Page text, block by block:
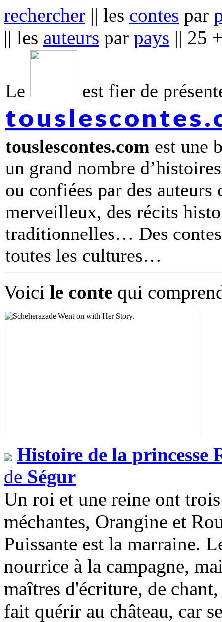
rechercher || les contes par
|| les auteurs par pays || 25
Le est fier de
touslescontes.com est une
un grand nombre
ou confiées par des
merveilleux, des récits
traditionnelles… Des
toutes les cultures
Voici le conte qui
Histoire de la princesse
de Ségur
Un roi et une reine ont
méchantes, Orangine et
Puissante est la marraine.
nourrice à la campagne,
maîtres d'écriture, de
fait quérir au château, car